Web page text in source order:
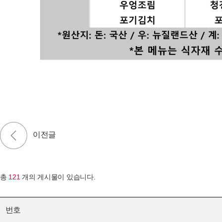
총 121 개의 게시물이 있습니다.
번호